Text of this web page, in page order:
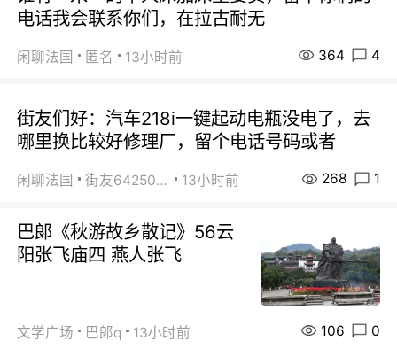
电话我会联系你们，在拉古耐无
闲聊法国 匿名 13小时前 364 4
街友们好：汽车218i一键起动电瓶没电了，去
哪里换比较好修理厂，留个电话号码或者
闲聊法国 街友64250024 13小时前 268 1
巴郞《秋游故乡散记》56云
阳张飞庙四 燕人张飞
文学广场 巴郞q 13小时前 106 0